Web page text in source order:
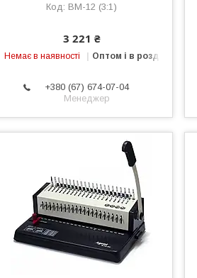
BM-12 (3:1)
3 221 ₴
Немає в наявності Оптом і в роздріб
+380 (67) 674-07-04
Менеджер